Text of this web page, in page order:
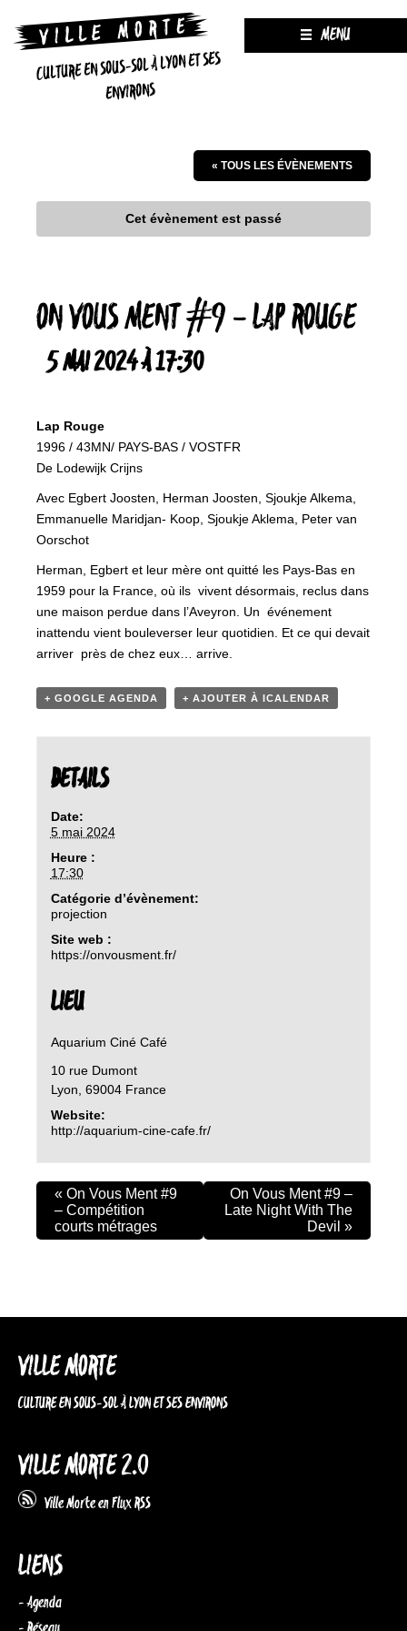
CULTURE EN SOUS-SOL À LYON ET SES
ENVIRONS
MENU
« TOUS LES ÉVÈNEMENTS
Cet évènement est passé
ON VOUS MENT #9 – LAP ROUGE
5 MAI 2024 À 17:30
Lap Rouge
1996 / 43MN/ PAYS-BAS / VOSTFR
De Lodewijk Crijns
Avec Egbert Joosten, Herman Joosten, Sjoukje Alkema,
Emmanuelle Maridjan- Koop, Sjoukje Aklema, Peter van
Oorschot
Herman, Egbert et leur mère ont quitté les Pays-Bas en
1959 pour la France, où ils vivent désormais, reclus dans
une maison perdue dans l’Aveyron. Un événement
inattendu vient bouleverser leur quotidien. Et ce qui devait
arriver près de chez eux… arrive.
+ GOOGLE AGENDA + AJOUTER À ICALENDAR
DETAILS
Date:
5 mai 2024
Heure :
17:30
Catégorie d’évènement:
projection
Site web :
https://onvousment.fr/
LIEU
Aquarium Ciné Café
10 rue Dumont
Lyon 69004 France
Website:
http://aquarium-cine-cafe.fr/
« On Vous Ment #9
– Compétition
courts métrages
On Vous Ment #9 –
Late Night With The
Devil »
VILLE MORTE
CULTURE EN SOUS-SOL À LYON ET SES ENVIRONS
VILLE MORTE 2.0
Ville Morte en Flux RSS
LIENS
- Agenda